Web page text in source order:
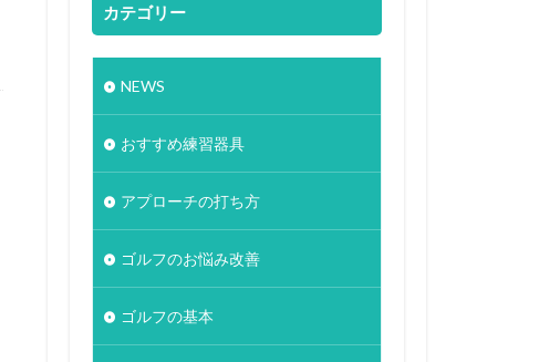
カテゴリー
NEWS
おすすめ練習器具
アプローチの打ち方
ゴルフのお悩み改善
ゴルフの基本